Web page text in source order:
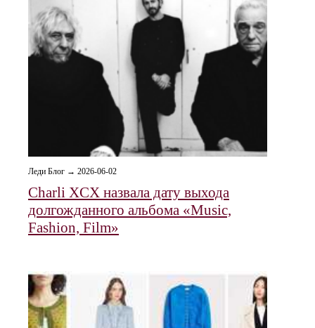
Леди Блог → 2026-06-02
Charli XCX назвала дату выхода
долгожданного альбома «Music,
Fashion, Film»